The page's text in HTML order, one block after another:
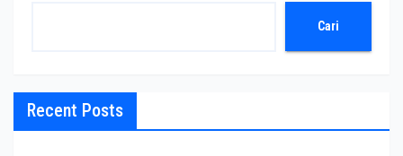
Cari
Recent Posts